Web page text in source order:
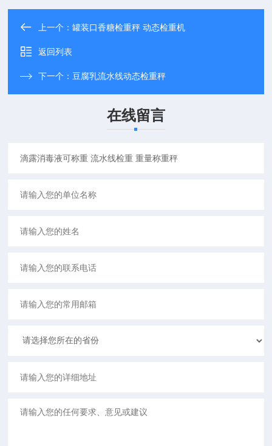
上一个：罐装口香糖检重秤 动态检重机
返回列表
下一个： 豆腐乳流水线动态检重秤
在线留言